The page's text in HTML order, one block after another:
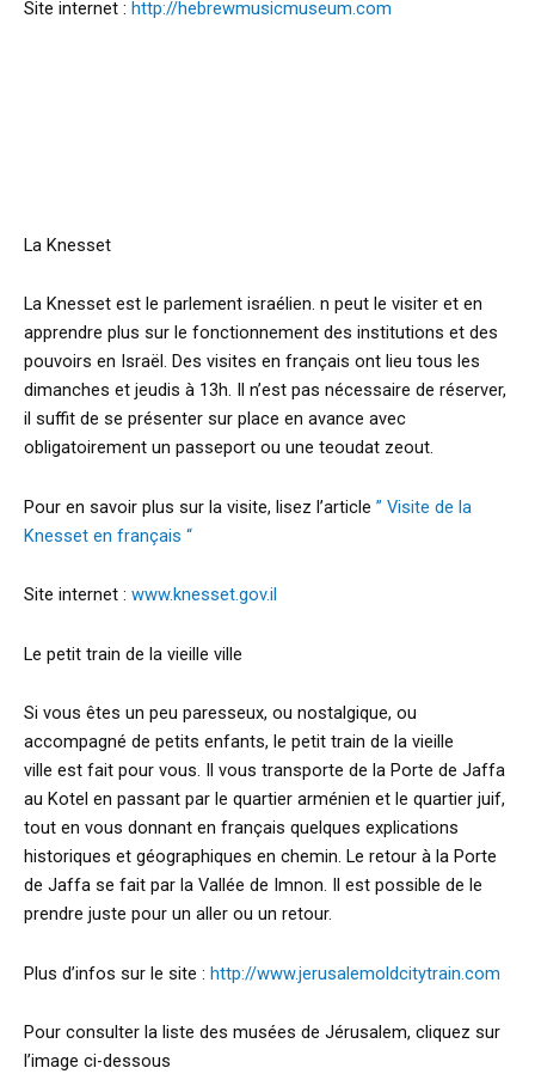
Site internet : http://hebrewmusicmuseum.com
La Knesset
La Knesset est le parlement israélien. n peut le visiter et en
apprendre plus sur le fonctionnement des institutions et des
pouvoirs en Israël. Des visites en français ont lieu tous les
dimanches et jeudis à 13h. Il n’est pas nécessaire de réserver,
il suffit de se présenter sur place en avance avec
obligatoirement un passeport ou une teoudat zeout.
Pour en savoir plus sur la visite, lisez l’article ” Visite de la
Knesset en français “
Site internet : www.knesset.gov.il
Le petit train de la vieille ville
Si vous êtes un peu paresseux, ou nostalgique, ou
accompagné de petits enfants, le petit train de la vieille
ville est fait pour vous. Il vous transporte de la Porte de Jaffa
au Kotel en passant par le quartier arménien et le quartier juif,
tout en vous donnant en français quelques explications
historiques et géographiques en chemin. Le retour à la Porte
de Jaffa se fait par la Vallée de Imnon. Il est possible de le
prendre juste pour un aller ou un retour.
Plus d’infos sur le site : http://www.jerusalemoldcitytrain.com
Pour consulter la liste des musées de Jérusalem, cliquez sur
l’image ci-dessous